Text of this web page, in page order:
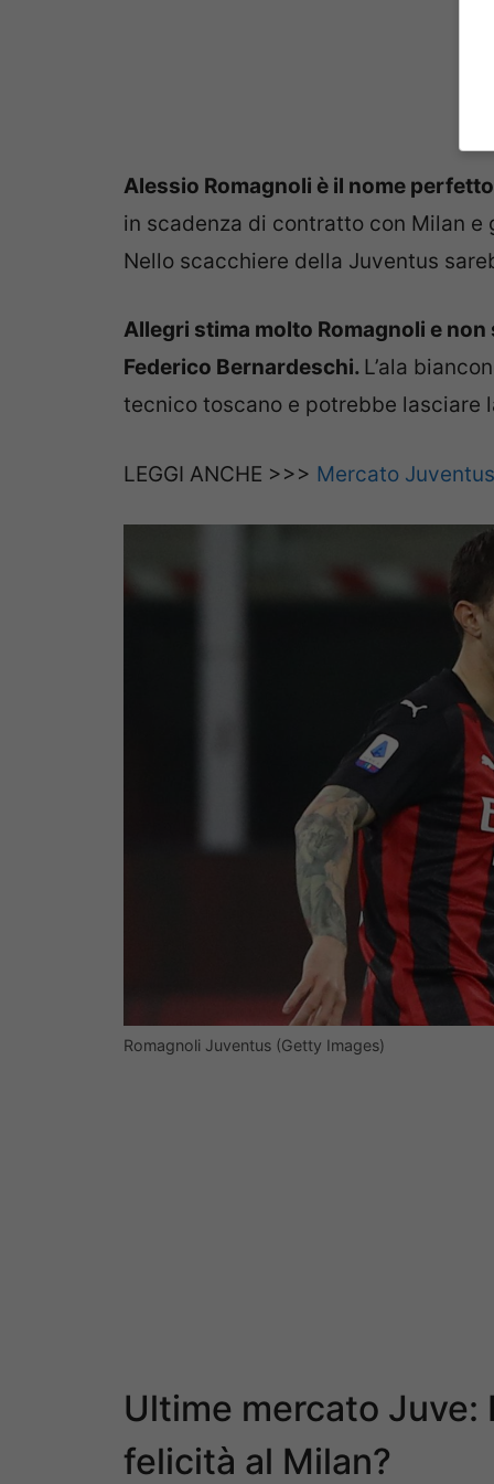
Alessio Romagnoli è il nome
in scadenza di contratto con Milan
Nello scacchiere della Juventus
Allegri stima molto Romagnoli e
Federico Bernardeschi. L’ala
tecnico toscano e potrebbe lasciare
LEGGI ANCHE >>> Mercato
Romagnoli Juventus (Getty Images)
Ultime mercato Juve:
felicità al Milan?